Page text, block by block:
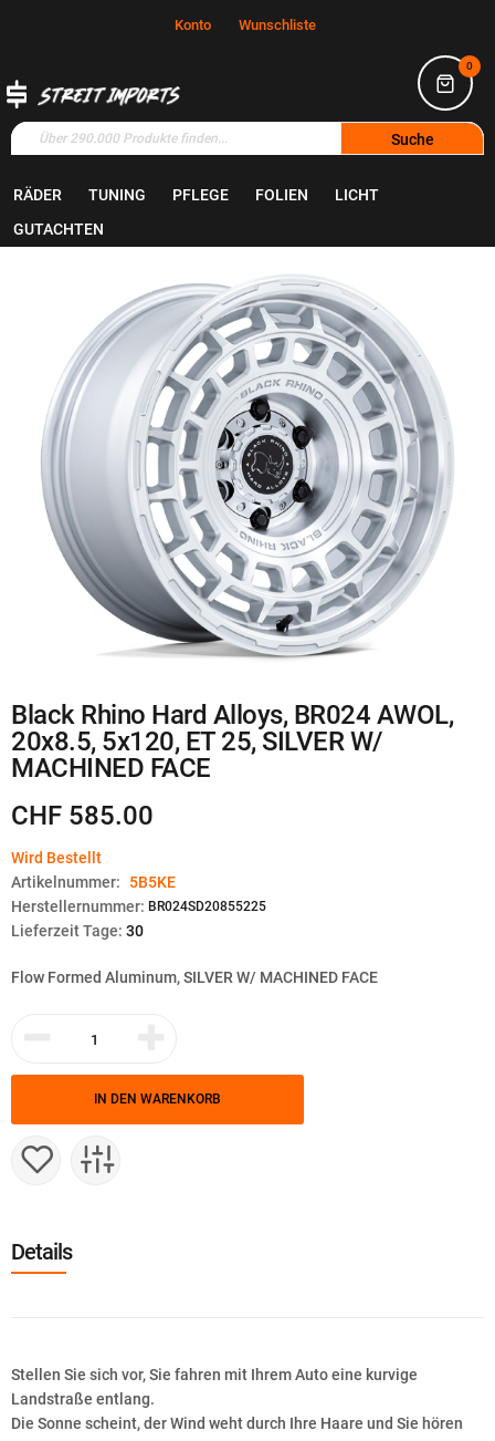
Konto Wunschliste
0
Suche
RÄDER TUNING PFLEGE FOLIEN
LICHT
GUTACHTEN
Zum
Ende
Zum
Anfang
der
Bildgalerie
springen
Black Rhino Hard Alloys, BR024 AWOL,
20x8.5, 5x120, ET 25, SILVER W/
MACHINED FACE
CHF 585.00
Wird Bestellt
Artikelnummer:
5B5KE
Herstellernummer: BR024SD20855225
Lieferzeit Tage: 30
Flow Formed Aluminum, SILVER W/ MACHINED FACE
IN DEN WARENKORB
Details
Stellen Sie sich vor, Sie fahren mit Ihrem Auto eine kurvige
Landstraße entlang.
Die Sonne scheint, der Wind weht durch Ihre Haare und Sie hören